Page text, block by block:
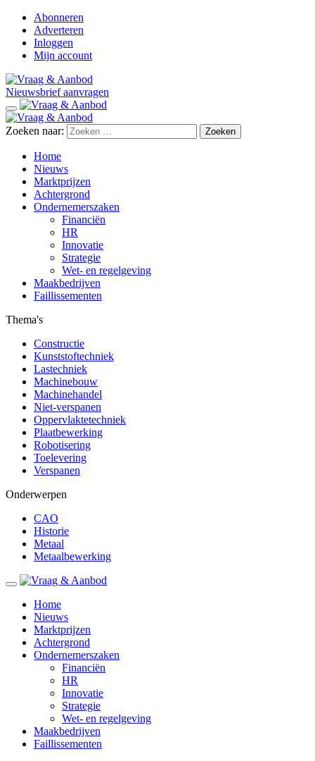
Abonneren
Adverteren
Inloggen
Mijn account
Nieuwsbrief aanvragen
Zoeken naar:
Home
Nieuws
Marktprijzen
Achtergrond
Ondernemerszaken
Financiën
HR
Innovatie
Strategie
Wet- en regelgeving
Maakbedrijven
Faillissementen
Thema's
Constructie
Kunststoftechniek
Lastechniek
Machinebouw
Machinehandel
Niet-verspanen
Oppervlaktetechniek
Plaatbewerking
Robotisering
Toelevering
Verspanen
Onderwerpen
CAO
Historie
Metaal
Metaalbewerking
Home
Nieuws
Marktprijzen
Achtergrond
Ondernemerszaken
Financiën
HR
Innovatie
Strategie
Wet- en regelgeving
Maakbedrijven
Faillissementen